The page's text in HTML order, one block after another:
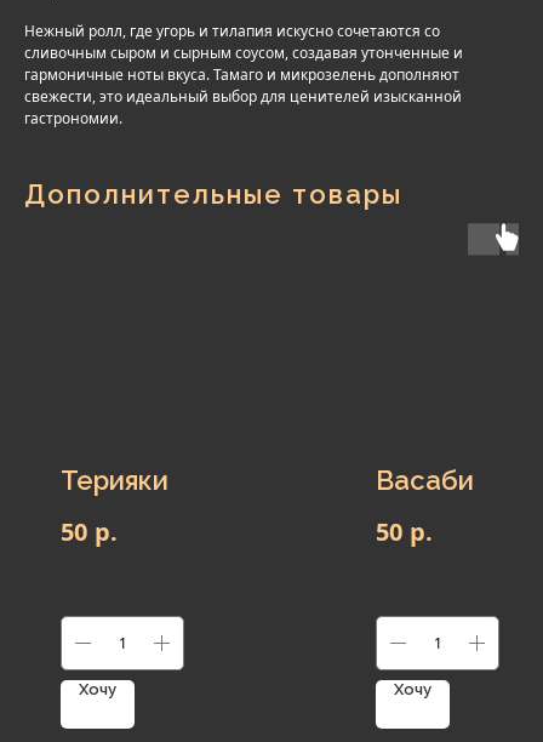
Нежный ролл, где угорь и тилапия искусно сочетаются со
сливочным сыром и сырным соусом, создавая утонченные и
гармоничные ноты вкуса. Тамаго и микрозелень дополняют
свежести, это идеальный выбор для ценителей изысканной
гастрономии.
Дополнительные товары
Терияки
50 р.
Хочу
Васаби
50 р.
Хочу